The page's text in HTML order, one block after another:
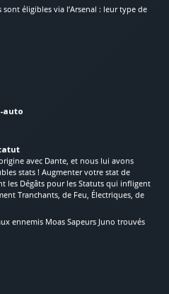
éligibles via l’Arsenal : leur type de
auto
avec Dante, et nous lui avons
stats ! Augmenter votre stat de
les Dégâts pour les Statuts qui infligent
Tranchants, de Feu, Électriques, de
ennemis Moas Sapeurs Juno trouvés